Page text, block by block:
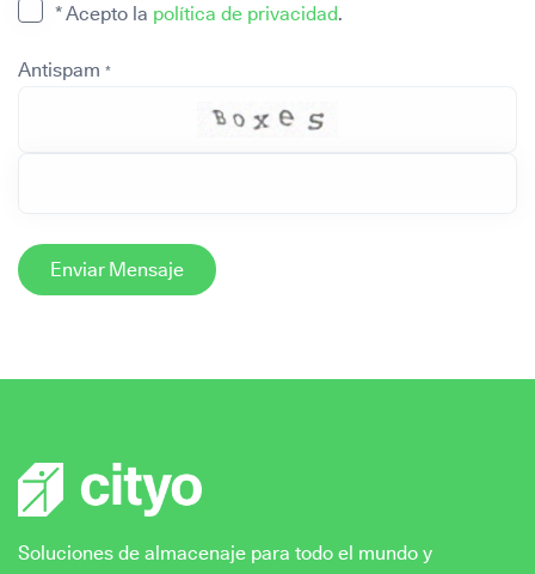
* Acepto la política de privacidad.
Antispam *
Soluciones de almacenaje para todo el mundo y